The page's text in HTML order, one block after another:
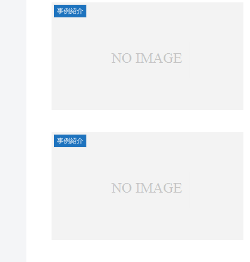
事例紹介
事例紹介